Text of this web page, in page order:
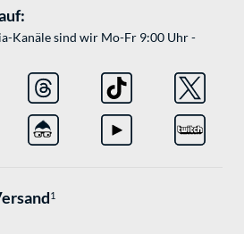
Kanäle sind wir Mo-Fr 9:00 Uhr -
1